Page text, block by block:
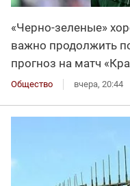
«Черно-зеленые»
важно продолжить
прогноз на матч
Общество вчера, 20:44